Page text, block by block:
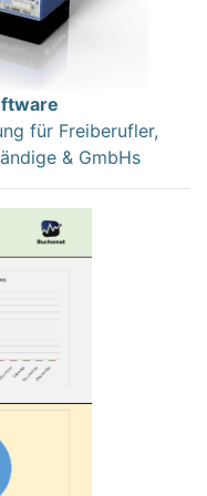
für Freiberufler,
& GmbHs